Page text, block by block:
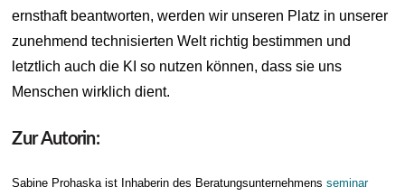
ernsthaft beantworten, werden wir unseren Platz in unserer
zunehmend technisierten Welt richtig bestimmen und
letztlich auch die KI so nutzen können, dass sie uns
Menschen wirklich dient.
Zur Autorin:
Sabine Prohaska ist Inhaberin des Beratungsunternehmensseminar